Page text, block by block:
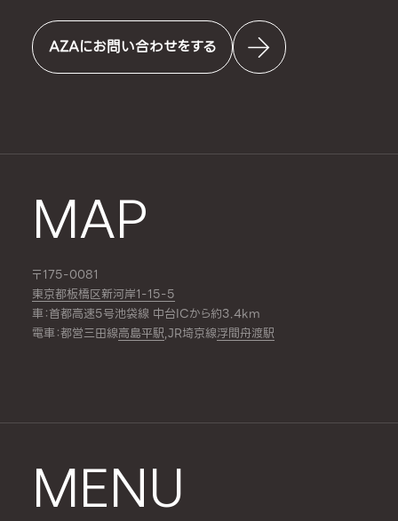
AZAにお問い合わせをする
MAP
〒175-0081
東京都板橋区新河岸1-15-5
車：首都高速5号池袋線 中台ICから約3.4km
電車：都営三田線高島平駅,JR埼京線浮間舟渡駅
MENU